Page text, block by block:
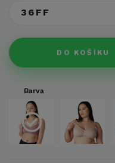
36FF
DO KOŠÍKU
Barva